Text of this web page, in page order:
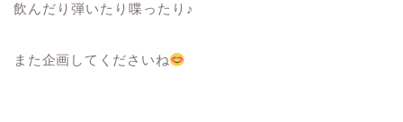
飲んだり弾いたり喋ったり♪
また企画してくださいね